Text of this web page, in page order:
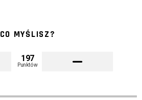
CO MYŚLISZ?
197
Punktów